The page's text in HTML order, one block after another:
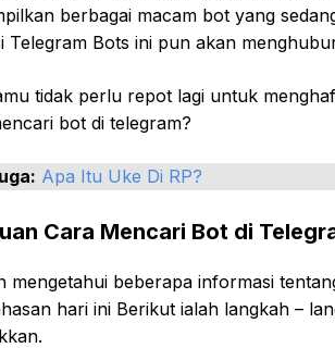
berbagai macam bot yang
Telegram Bots ini pun akan
tidak perlu repot lagi untuk
bot di telegram?
Apa Itu Uke Di RP?
Cara Mencari Bot di
mengetahui beberapa informasi
hari ini Berikut ialah langkah –